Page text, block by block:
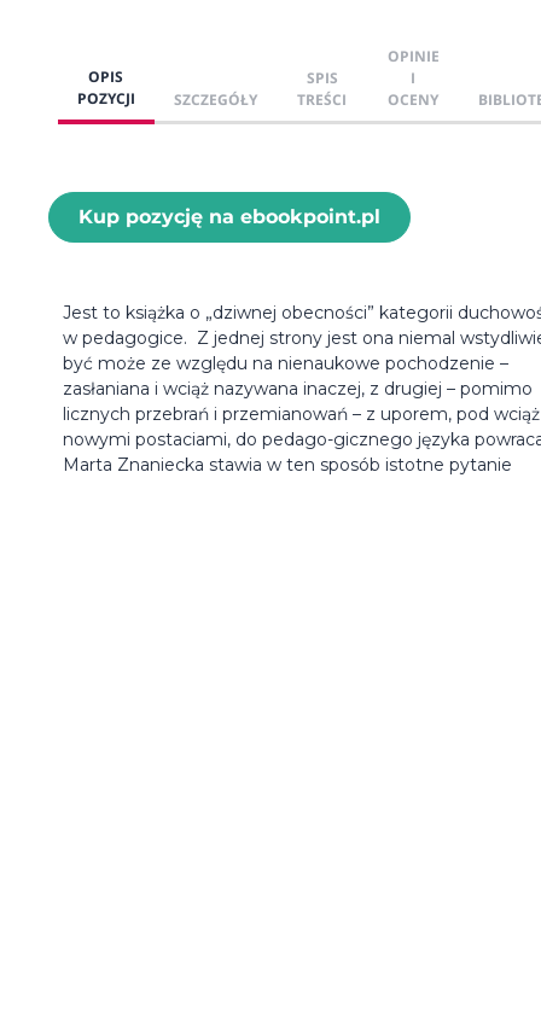
OPIS
POZYCJI
SZCZEGÓŁY
SPIS
TREŚCI
OPINIE
I
OCENY
Kup pozycję na ebookpoint.pl
Jest to książka o „dziwnej obecności” kategorii
w pedagogice. Z jednej strony jest ona niemal
być może ze względu na nienaukowe pochodzenie –
zasłaniana i wciąż nazywana inaczej, z drugiej – pomimo
licznych przebrań i przemianowań – z uporem, pod wciąż
nowymi postaciami, do pedago-gicznego języka
Marta Znaniecka stawia w ten sposób istotne pytanie